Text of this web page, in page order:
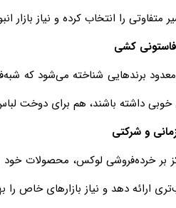
را انتخاب کرده و نیاز بازار
داشته باشند، هم برای دوخت
بر خرده‌فروشی لوکس، محصولات
ارائه دهد و نیاز بازارهای خاص